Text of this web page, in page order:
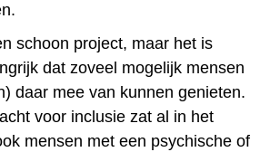
schoon project, maar het is
dat zoveel mogelijk mensen
daar mee van kunnen genieten.
voor inclusie zat al in het
mensen met een psychische of